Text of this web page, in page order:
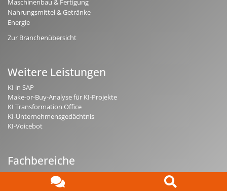
Maschinenbau & Fertigung
Nahrungsmittel & Getränke
Energie
Zur Branchenübersicht
Weitere Leistungen
KI in SAP
Make-or-Buy-Analyse für KI-Projekte
KI Transformation Office
KI-Unternehmensgedächtnis
KI-Voicebot
Fachbereiche
mind-logistik.de - SAP Logistik & Vertrieb
rz10.de - SAP Basis & Security